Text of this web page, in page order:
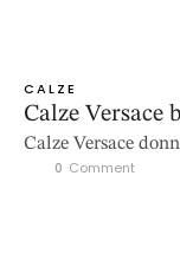
CALZE
Calze Versace
Calze Versace
0 Comment